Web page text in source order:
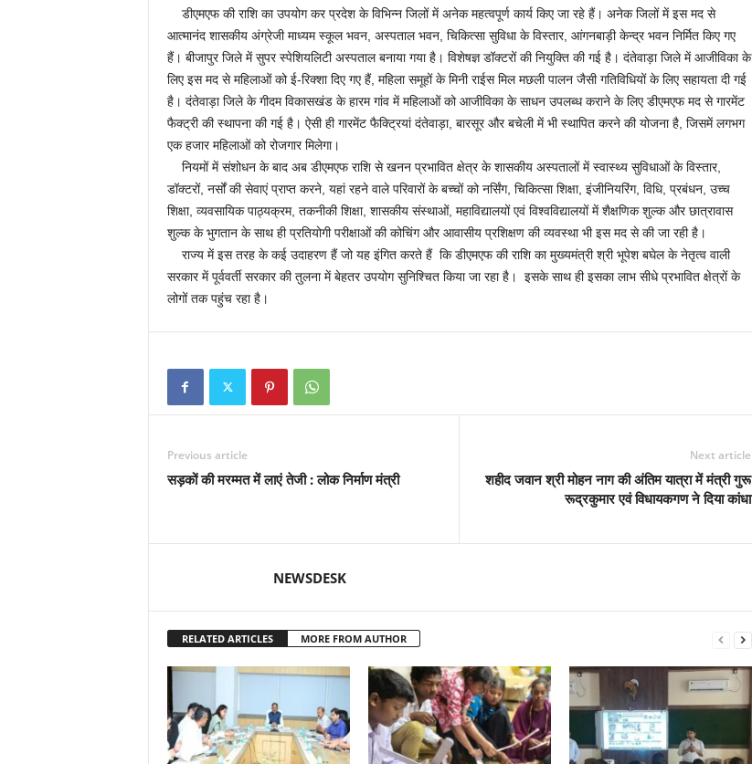
डीएमएफ की राशि का उपयोग कर प्रदेश के विभिन्न जिलों में अनेक महत्वपूर्ण कार्य किए जा रहे हैं। अनेक जिलों में इस मद से
आत्मानंद शासकीय अंग्रेजी माध्यम स्कूल भवन, अस्पताल भवन, चिकित्सा सुविधा के विस्तार, आंगनबाड़ी केन्द्र भवन निर्मित किए गए
हैं। बीजापुर जिले में सुपर स्पेशियलिटी अस्पताल बनाया गया है। विशेषज्ञ डॉक्टरों की नियुक्ति की गई है। दंतेवाड़ा जिले में आजीविका के
लिए इस मद से महिलाओं को ई-रिक्शा दिए गए हैं, महिला समूहों के मिनी राईस मिल मछली पालन जैसी गतिविधियों के लिए सहायता दी गई
है। दंतेवाड़ा जिले के गीदम विकासखंड के हारम गांव में महिलाओं को आजीविका के साधन उपलब्ध कराने के लिए डीएमएफ मद से गारमेंट
फैक्ट्री की स्थापना की गई है। ऐसी ही गारमेंट फैक्ट्रियां दंतेवाड़ा, बारसूर और बचेली में भी स्थापित करने की योजना है, जिसमें लगभग
एक हजार महिलाओं को रोजगार मिलेगा।
नियमों में संशोधन के बाद अब डीएमएफ राशि से खनन प्रभावित क्षेत्र के शासकीय अस्पतालों में स्वास्थ्य सुविधाओं के विस्तार,
डॉक्टरों, नर्सों की सेवाएं प्राप्त करने, यहां रहने वाले परिवारों के बच्चों को नर्सिंग, चिकित्सा शिक्षा, इंजीनियरिंग, विधि, प्रबंधन, उच्च
शिक्षा, व्यवसायिक पाठ्यक्रम, तकनीकी शिक्षा, शासकीय संस्थाओं, महाविद्यालयों एवं विश्वविद्यालयों में शैक्षणिक शुल्क और छात्रावास
शुल्क के भुगतान के साथ ही प्रतियोगी परीक्षाओं की कोचिंग और आवासीय प्रशिक्षण की व्यवस्था भी इस मद से की जा रही है।
राज्य में इस तरह के कई उदाहरण हैं जो यह इंगित करते हैं कि डीएमएफ की राशि का मुख्यमंत्री श्री भूपेश बघेल के नेतृत्व वाली
सरकार में पूर्ववर्ती सरकार की तुलना में बेहतर उपयोग सुनिश्चित किया जा रहा है। इसके साथ ही इसका लाभ सीधे प्रभावित क्षेत्रों के
लोगों तक पहुंच रहा है।
Previous article
सड़कों की मरम्मत में लाएं तेजी : लोक निर्माण मंत्री
Next article
शहीद जवान श्री मोहन नाग की अंतिम यात्रा में मंत्री गुरू
रूद्रकुमार एवं विधायकगण ने दिया कांधा
NEWSDESK
RELATED ARTICLES MORE FROM AUTHOR